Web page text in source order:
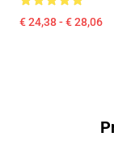
€ 24,38 - € 28,06